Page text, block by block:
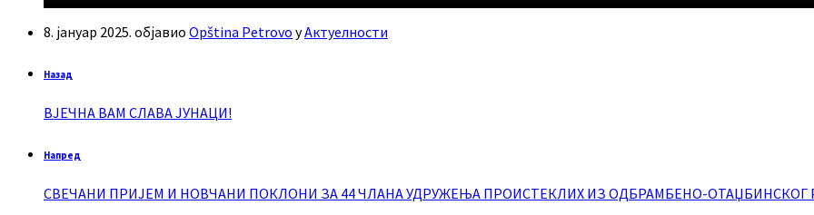
8. јануар 2025. објавио Opština Petrovo уАктуелности
Назад
ВЈЕЧНА ВАМ СЛАВА ЈУНАЦИ!
Напред
СВЕЧАНИ ПРИЈЕМ И НОВЧАНИ ПОКЛОНИ ЗА 44 ЧЛАНА УДРУЖЕЊА ПРОИСТЕКЛИХ ИЗ ОДБРАМБЕНО-ОТАЏБИНСКОГ